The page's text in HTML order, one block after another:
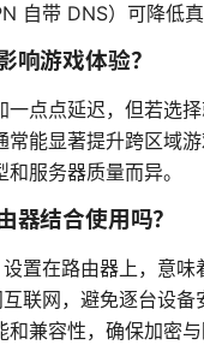
自带 DNS）可降低
响游戏体验？
一点点延迟，但若选
常能显著提升跨区域
服务器质量而异。
器结合使用吗？
置在路由器上，意味
联网，避免逐台设备
和兼容性，确保加密